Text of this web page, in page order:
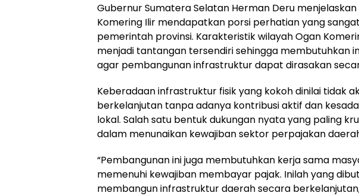
Gubernur Sumatera Selatan Herman Deru
Komering Ilir mendapatkan porsi perhatian yang
pemerintah provinsi. Karakteristik wilayah Ogan
menjadi tantangan tersendiri sehingga membutuhkan
agar pembangunan infrastruktur dapat dirasakan
Keberadaan infrastruktur fisik yang kokoh dinilai tidak
berkelanjutan tanpa adanya kontribusi aktif dan
lokal. Salah satu bentuk dukungan nyata yang paling
dalam menunaikan kewajiban sektor perpajakan
“Pembangunan ini juga membutuhkan kerja sama
memenuhi kewajiban membayar pajak. Inilah yang
membangun infrastruktur daerah secara